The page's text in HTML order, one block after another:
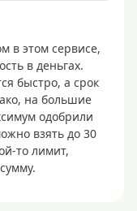
в этом сервисе,
в деньгах.
быстро, а срок
на большие
одобрили
взять до 30
то лимит,